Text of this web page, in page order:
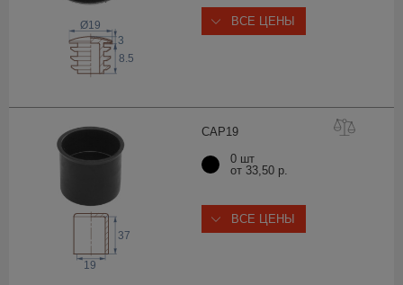
8.5
3
Ø19 ВСЕ ЦЕНЫ
CAP19
37
19
0 шт
от 33,50 р.
ВСЕ ЦЕНЫ